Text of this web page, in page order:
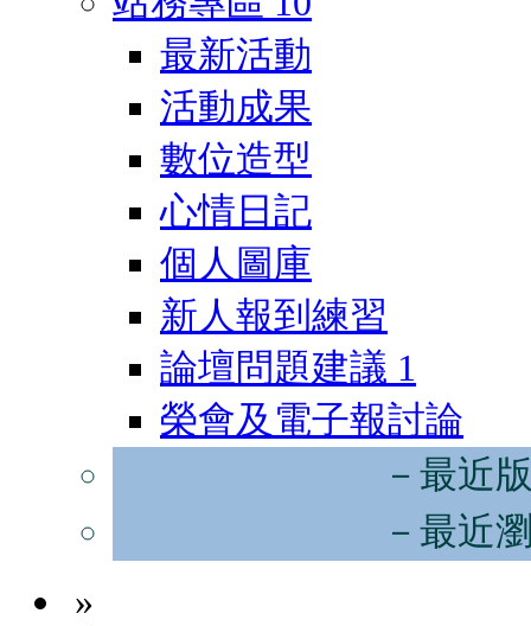
最新活動
活動成果
數位造型
心情日記
個人圖庫
新人報到練習
論壇問題建議 1
榮會及電子報討論
－最近
－最近
»